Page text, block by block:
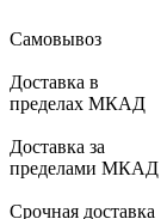
Самовывоз
Доставка в
пределах МКАД
Доставка за
пределами МКАД
Срочная доставка